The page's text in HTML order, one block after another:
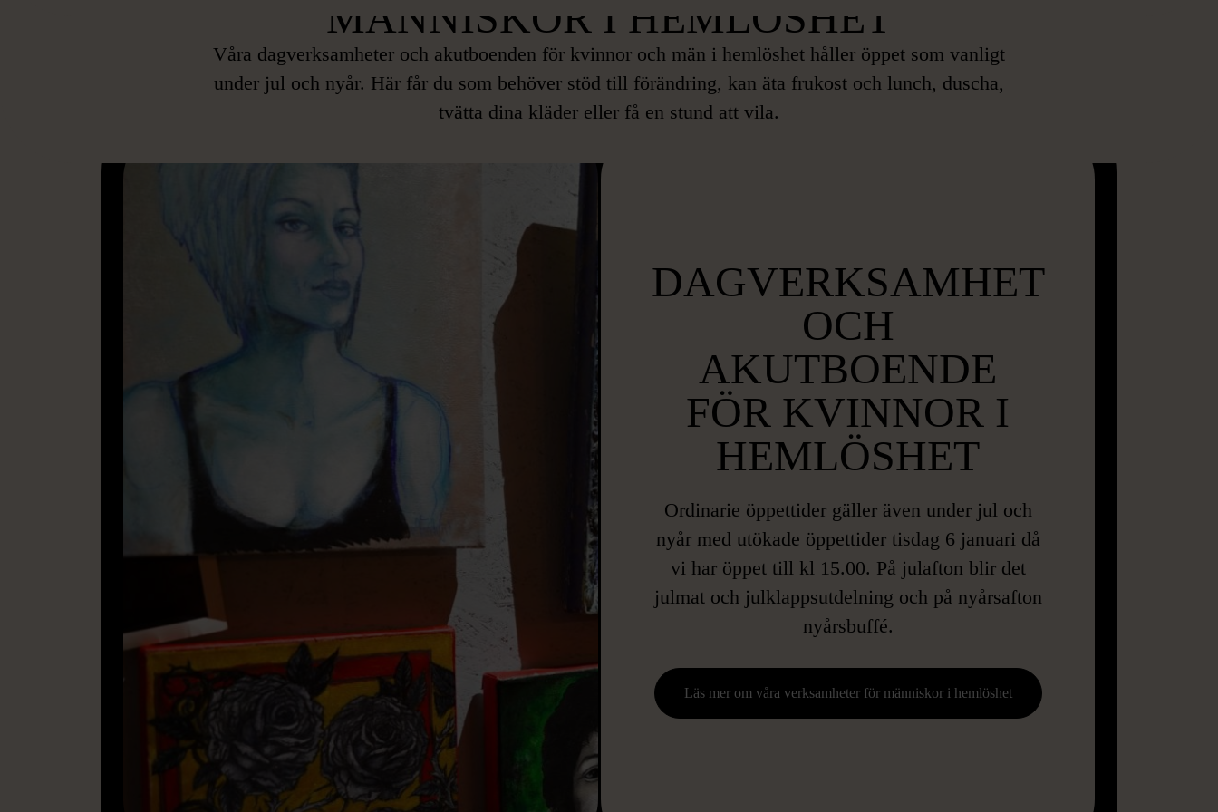
MÄNNISKOR I HEMLÖSHET
Våra dagverksamheter och akutboenden för kvinnor och män i hemlöshet håller öppet som vanligt
under jul och nyår. Här får du som behöver stöd till förändring, kan äta frukost och lunch, duscha,
tvätta dina kläder eller få en stund att vila.
DAGVERKSAMHET
OCH
AKUTBOENDE
FÖR KVINNOR I
HEMLÖSHET
Ordinarie öppettider gäller även under jul och
nyår med utökade öppettider tisdag 6 januari då
vi har öppet till kl 15.00. På julafton blir det
julmat och julklappsutdelning och på nyårsafton
nyårsbuffé.
Läs mer om våra verksamheter för människor i hemlöshet